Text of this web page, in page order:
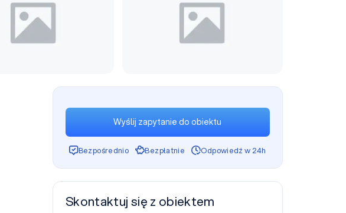
Wyślij zapytanie do obiektu
Bezpośrednio Bezpłatnie Odpowiedź w 24h
Skontaktuj się z obiektem